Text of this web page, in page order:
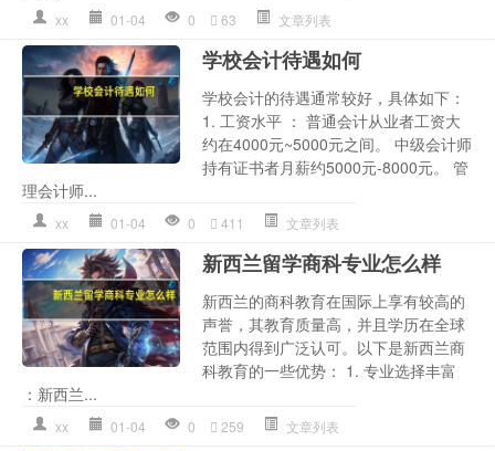
xx 01-04 0 63 文章列表
学校会计待遇如何
学校会计的待遇通常较好，具体如下：
1. 工资水平 ： 普通会计从业者工资大
约在4000元~5000元之间。 中级会计师
持有证书者月薪约5000元-8000元。 管
理会计师...
xx 01-04 0 411 文章列表
新西兰留学商科专业怎么样
新西兰的商科教育在国际上享有较高的
声誉，其教育质量高，并且学历在全球
范围内得到广泛认可。以下是新西兰商
科教育的一些优势： 1. 专业选择丰富
：新西兰...
xx 01-04 0 259 文章列表